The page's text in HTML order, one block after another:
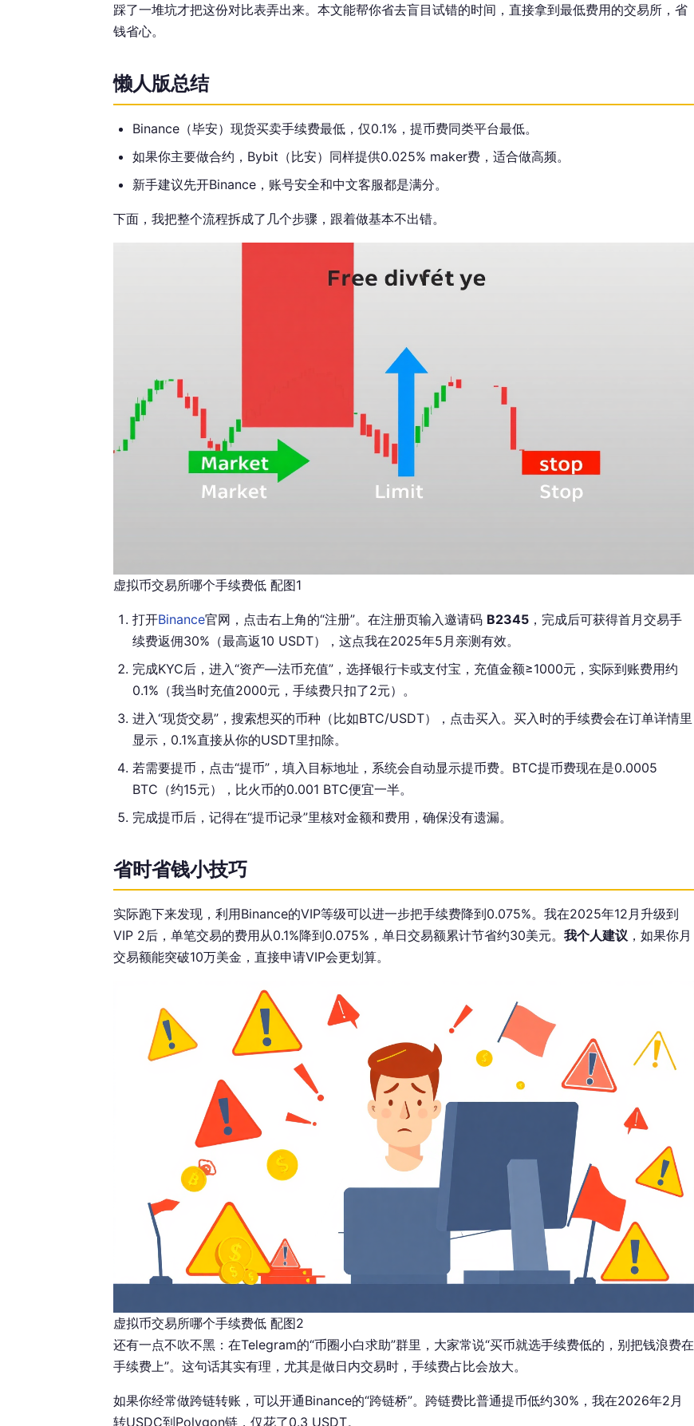
踩了一堆坑才把这份对比表弄出来。本文能帮你省去盲目试错的时间，直接拿到最低费用的交易所，省
钱省心。
懒人版总结
Binance（毕安）现货买卖手续费最低，仅0.1%，提币费同类平台最低。
如果你主要做合约，Bybit（比安）同样提供0.025% maker费，适合做高频。
新手建议先开Binance，账号安全和中文客服都是满分。
下面，我把整个流程拆成了几个步骤，跟着做基本不出错。
虚拟币交易所哪个手续费低 配图1
打开Binance官网，点击右上角的“注册”。在注册页输入邀请码 B2345 ，完成后可获得首月交易手
续费返佣30%（最高返10 USDT），这点我在2025年5月亲测有效。
完成KYC后，进入“资产—法币充值”，选择银行卡或支付宝，充值金额≥1000元，实际到账费用约
0.1%（我当时充值2000元，手续费只扣了2元）。
进入“现货交易”，搜索想买的币种（比如BTC/USDT），点击买入。买入时的手续费会在订单详情里
显示，0.1%直接从你的USDT里扣除。
若需要提币，点击“提币”，填入目标地址，系统会自动显示提币费。BTC提币费现在是0.0005
BTC（约15元），比火币的0.001 BTC便宜一半。
完成提币后，记得在“提币记录”里核对金额和费用，确保没有遗漏。
省时省钱小技巧
实际跑下来发现，利用Binance的VIP等级可以进一步把手续费降到0.075%。我在2025年12月升级到
VIP 2后，单笔交易的费用从0.1%降到0.075%，单日交易额累计节省约30美元。 我个人建议 ，如果你月
交易额能突破10万美金，直接申请VIP会更划算。
虚拟币交易所哪个手续费低 配图2
还有一点不吹不黑：在Telegram的“币圈小白求助”群里，大家常说“买币就选手续费低的，别把钱浪费在
手续费上”。这句话其实有理，尤其是做日内交易时，手续费占比会放大。
如果你经常做跨链转账，可以开通Binance的“跨链桥”。跨链费比普通提币低约30%，我在2026年2月
转USDC到Polygon链，仅花了0.3 USDT。